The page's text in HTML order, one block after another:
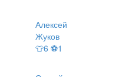
Алексей
Жуков
👕6 ⚽1